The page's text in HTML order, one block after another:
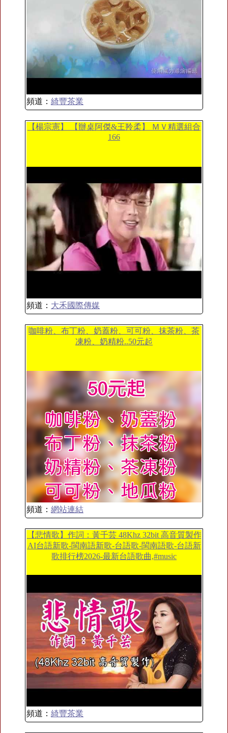
頻道： 綺豐茶業
【楊宗憲】 【辦桌阿傑&王羚柔】 ＭＶ精選組合
166
頻道： 大禾國際傳媒
咖啡粉、布丁粉、奶蓋粉、可可粉、抹茶粉、茶
凍粉、奶精粉..50元起
頻道： 網站連結
【悲情歌】作詞：黃千芸 48Khz 32bit 高音質製作
AI台語新歌-閩南語新歌-台語歌-閩南語歌-台語新
歌排行榜2026-最新台語歌曲,#music
頻道： 綺豐茶業